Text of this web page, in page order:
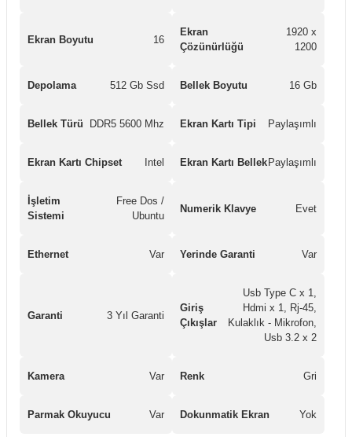
Ekran Boyutu 16
Ekran
Çözünürlüğü
1920 x
1200
Depolama 512 Gb Ssd Bellek Boyutu 16 Gb
Bellek Türü DDR5 5600 Mhz Ekran Kartı Tipi Paylaşımlı
Ekran Kartı Chipset Intel Ekran Kartı Bellek Paylaşımlı
İşletim
Sistemi
Free Dos /
Ubuntu
Numerik Klavye Evet
Ethernet Var Yerinde Garanti Var
Garanti 3 Yıl Garanti
Giriş
Çıkışlar
Usb Type C x 1,
Hdmi x 1, Rj-45,
Kulaklık - Mikrofon,
Usb 3.2 x 2
Kamera Var Renk Gri
Parmak Okuyucu Var Dokunmatik Ekran Yok